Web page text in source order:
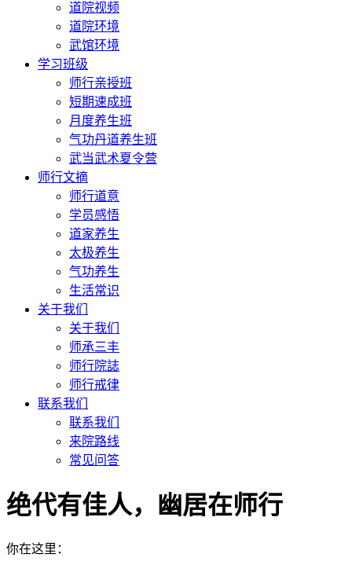
道院视频
道院环境
武馆环境
学习班级
师行亲授班
短期速成班
月度养生班
气功丹道养生班
武当武术夏令营
师行文摘
师行道意
学员感悟
道家养生
太极养生
气功养生
生活常识
关于我们
关于我们
师承三丰
师行院誌
师行戒律
联系我们
联系我们
来院路线
常见问答
绝代有佳人，幽居在师行
你在这里：